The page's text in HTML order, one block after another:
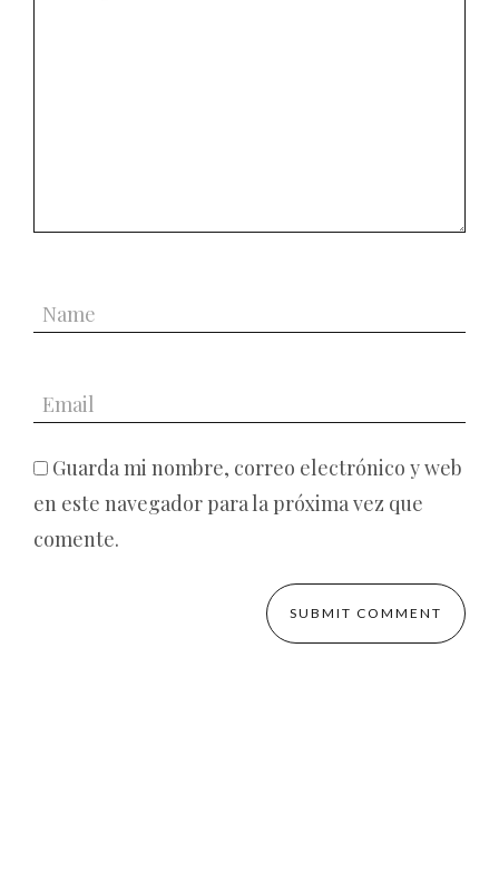
Guarda mi nombre, correo electrónico y web
en este navegador para la próxima vez que
comente.